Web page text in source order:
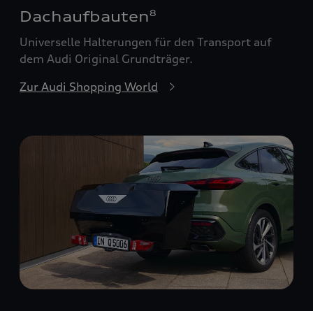
Dachaufbauten8
Universelle Halterungen für den Transport auf
dem Audi Original Grundträger.
Zur Audi Shopping World